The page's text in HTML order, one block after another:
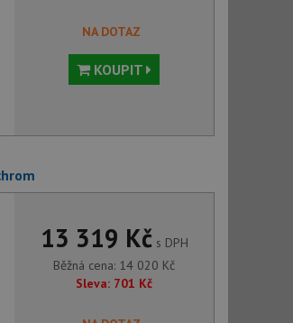
NA DOTAZ
KOUPIT
13 319 Kčs DPH
Běžná cena: 14 020 Kč
Sleva: 701 Kč